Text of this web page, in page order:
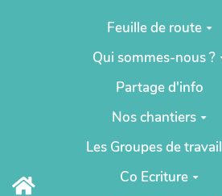
Aller au contenu principal
Feuille de route
Qui sommes-nous ?
Partage d'info
Nos chantiers
Les Groupes de travail
Co Ecriture